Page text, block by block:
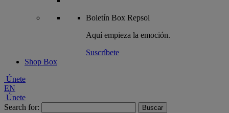
Boletín Box Repsol
Aquí empieza la emoción.
Suscríbete
Shop Box
Únete
EN
Únete
Search for: